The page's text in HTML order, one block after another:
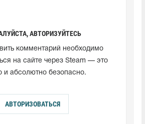
АВТОРИЗУЙТЕСЬ
комментарий необходимо
на сайте через Steam — это
и абсолютно безопасно.
АВТОРИЗОВАТЬСЯ